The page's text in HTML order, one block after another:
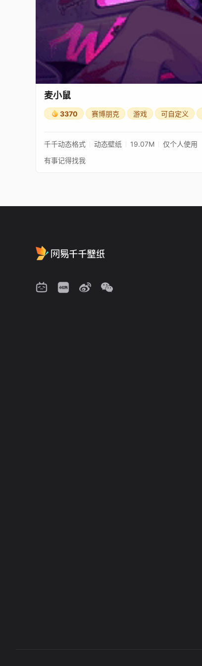
麦小鼠
3370 赛博朋克 游戏 可自定义
千千动态格式 动态壁纸 19.07M 仅个人使用
有事记得找我